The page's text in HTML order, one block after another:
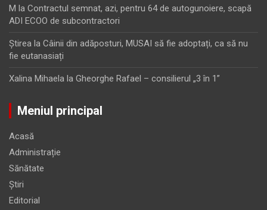
M la Contractul semnat, azi, pentru 64 de autogunoiere, scapă
ADI ECOO de subcontractori
Ştirea la Câinii din adăposturi, MUSAI să fie adoptați, ca să nu
fie eutanasiați
Xalina Mihaela la Gheorghe Rafael – consilierul „3 în 1”
Meniul principal
Acasă
Administrație
Sănătate
Știri
Editorial